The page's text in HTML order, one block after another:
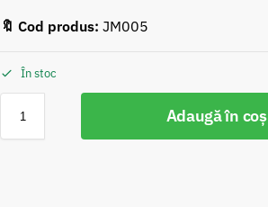
🔖 Cod produs: JM005
În stoc
Adaugă în coș